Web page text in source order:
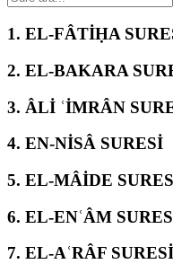
1. EL-FÂTİḤA
2. EL-BAKARA
3. ÂLİ ʿİMRÂN
4. EN-NİSÂ SURESİ
5. EL-MÂİDE
6. EL-ENʿÂM
7. EL-AʿRÂF SURESİ